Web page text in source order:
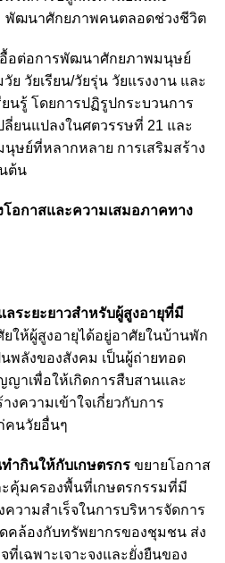
พัฒนาศักยภาพคนตลอดช่วงชีวิต
อต่อการพัฒนาศักยภาพมนุษย์
ย วัยเรียน/วัยรุ่น วัยแรงงาน และ
นรู้ โดยการปฏิรูปกระบวนการ
ลี่ยนแปลงในศตวรรษที่ 21 และ
ษย์ที่หลากหลาย การเสริมสร้าง
ต้น
อกาสและความเสมอภาคทาง
ลระยะยาวสำหรับผู้สูงอายุที่มี
ให้ผู้สูงอายุได้อยู่อาศัยในบ้านพัก
พลังของสังคม เป็นผู้ถ่ายทอด
าเพื่อให้เกิดการสืบสานและ
ความเข้าใจเกี่ยวกับการ
คนวัยอื่นๆ
ำกินให้กับเกษตรกร ขยายโอกาส
คุ้มครองพื้นที่เกษตรกรรมที่มี
วามสำเร็จในการบริหารจัดการ
คล้องกับทรัพยากรของชุมชน ส่ง
เฉพาะเจาะจงและยั่งยืนของ